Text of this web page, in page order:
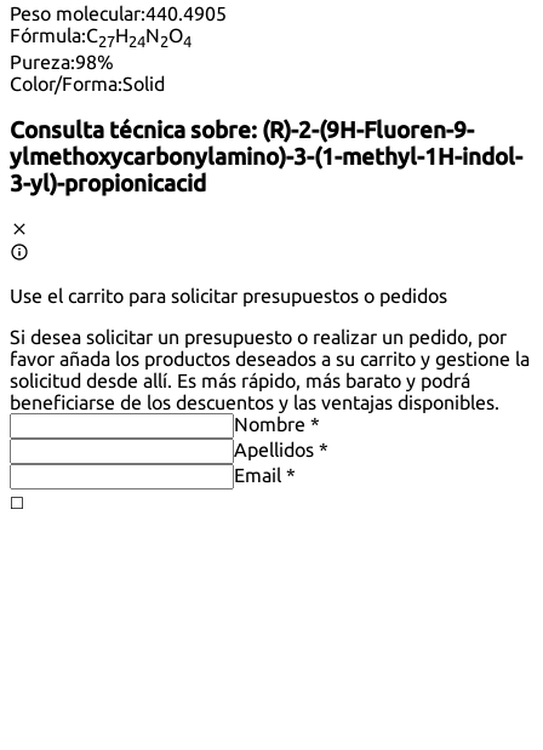
Peso molecular:440.4905
Fórmula:C27H24N2O4
Pureza:98%
Color/Forma:Solid
Consulta técnica sobre: (R)-2-(9H-Fluoren-9-
ylmethoxycarbonylamino)-3-(1-methyl-1H-indol-
3-yl)-propionicacid
Use el carrito para solicitar presupuestos o pedidos
Si desea solicitar un presupuesto o realizar un pedido, por
favor añada los productos deseados a su carrito y gestione la
solicitud desde allí. Es más rápido, más barato y podrá
beneficiarse de los descuentos y las ventajas disponibles.
Nombre *
Apellidos *
Email *
◻️